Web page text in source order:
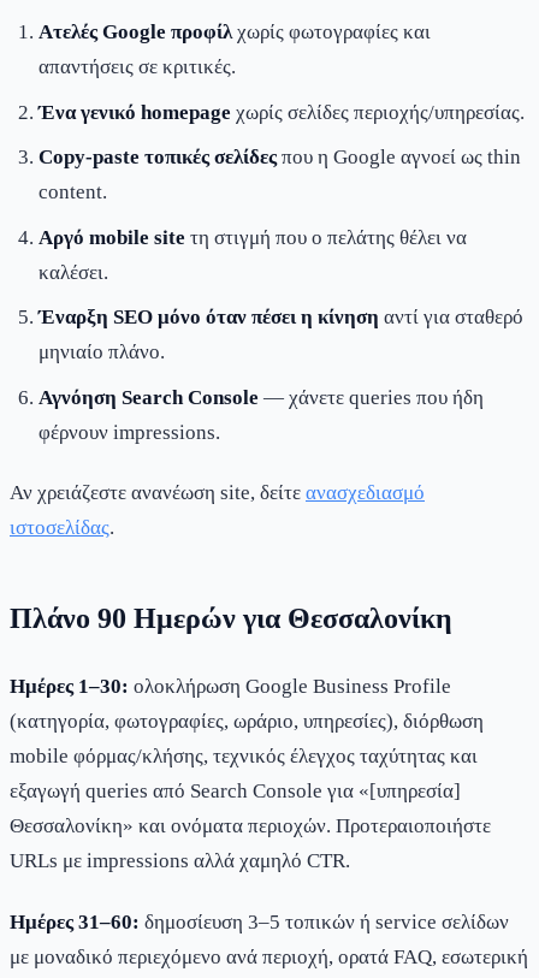
Ατελές Google προφίλχωρίς φωτογραφίες και
απαντήσεις σε κριτικές.
Ένα γενικό homepage χωρίς σελίδες περιοχής/υπηρεσίας.
Copy-paste τοπικές σελίδεςπου η Google αγνοεί ως thin
content.
Αργό mobile site τη στιγμή που ο πελάτης θέλει να
καλέσει.
Έναρξη SEO μόνο όταν πέσει η κίνηση αντί για σταθερό
μηνιαίο πλάνο.
Αγνόηση Search Console — χάνετε queries που ήδη
φέρνουν impressions.
Αν χρειάζεστε ανανέωση site, δείτε ανασχεδιασμό
ιστοσελίδας.
Πλάνο 90 Ημερών για Θεσσαλονίκη
Ημέρες 1–30: ολοκλήρωση Google Business Profile
(κατηγορία, φωτογραφίες, ωράριο, υπηρεσίες), διόρθωση
mobile φόρμας/κλήσης, τεχνικός έλεγχος ταχύτητας και
εξαγωγή queries από Search Console για «[υπηρεσία]
Θεσσαλονίκη» και ονόματα περιοχών. Προτεραιοποιήστε
URLs με impressions αλλά χαμηλό CTR.
Ημέρες 31–60: δημοσίευση 3–5 τοπικών ή service σελίδων
με μοναδικό περιεχόμενο ανά περιοχή, ορατά FAQ, εσωτερική